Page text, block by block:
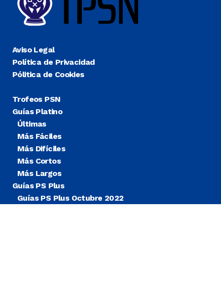
Aviso Legal
Política de Privacidad
Pólitica de Cookies
Trofeos PSN
Guías Platino
Últimas
Más Fáciles
Más Difíciles
Más Cortos
Más Largos
Guías PS Plus
Guías PS Plus Octubre 2022